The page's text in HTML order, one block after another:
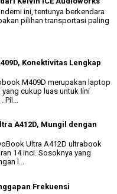
ini, tentunya berkendara
pilihan transportasi paling
Konektivitas Lengkap
M409D merupakan laptop
cukup luas untuk lini
A412D, Mungil dengan
Ultra A412D ultrabook
14 inci. Sosoknya yang
l...
Frekuensi